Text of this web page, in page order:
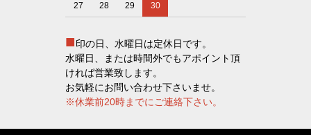
27 28 29 30
■印の日、水曜日は定休日です。
水曜日、または時間外でもアポイント頂
ければ営業致します。
お気軽にお問い合わせ下さいませ。
※休業前20時までにご連絡下さい。